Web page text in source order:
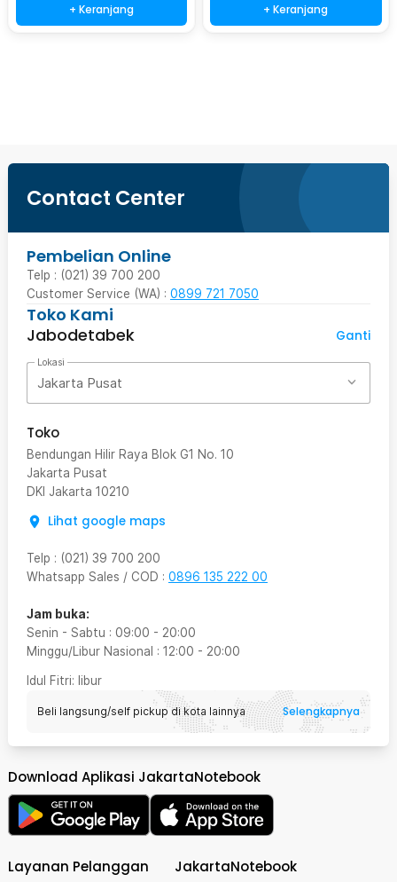
+ Keranjang + Keranjang
Contact Center
Pembelian Online
Telp : (021) 39 700 200
Customer Service (WA) : 0899 721 7050
Toko Kami
Jabodetabek
Ganti
Lokasi
Jakarta Pusat
Toko
Bendungan Hilir Raya Blok G1 No. 10
Jakarta Pusat
DKI Jakarta 10210
Lihat google maps
Telp : (021) 39 700 200
Whatsapp Sales / COD : 0896 135 222 00
Jam buka:
Senin - Sabtu : 09:00 - 20:00
Minggu/Libur Nasional : 12:00 - 20:00
Idul Fitri: libur
Beli langsung/self pickup di kota lainnya Selengkapnya
Download Aplikasi JakartaNotebook
Layanan Pelanggan JakartaNotebook